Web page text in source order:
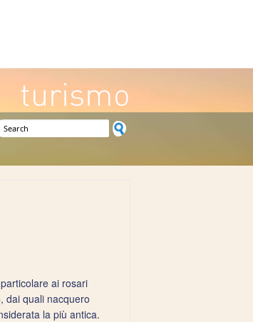
turismo
form
ai rosari
dai quali nacquero
la più antica.